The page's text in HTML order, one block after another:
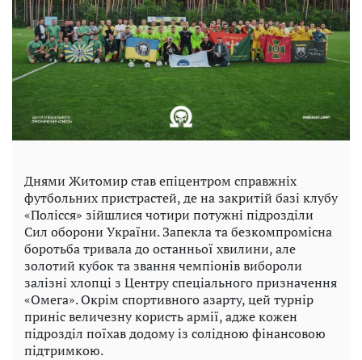
Днями Житомир став епіцентром справжніх
футбольних пристрастей, де на закритій базі клубу
«Полісся» зійшлися чотири потужні підрозділи
Сил оборони України. Запекла та безкомпромісна
боротьба тривала до останньої хвилини, але
золотий кубок та звання чемпіонів вибороли
залізні хлопці з Центру спеціального призначення
«Омега». Окрім спортивного азарту, цей турнір
приніс величезну користь армії, адже кожен
підрозділ поїхав додому із солідною фінансовою
підтримкою.